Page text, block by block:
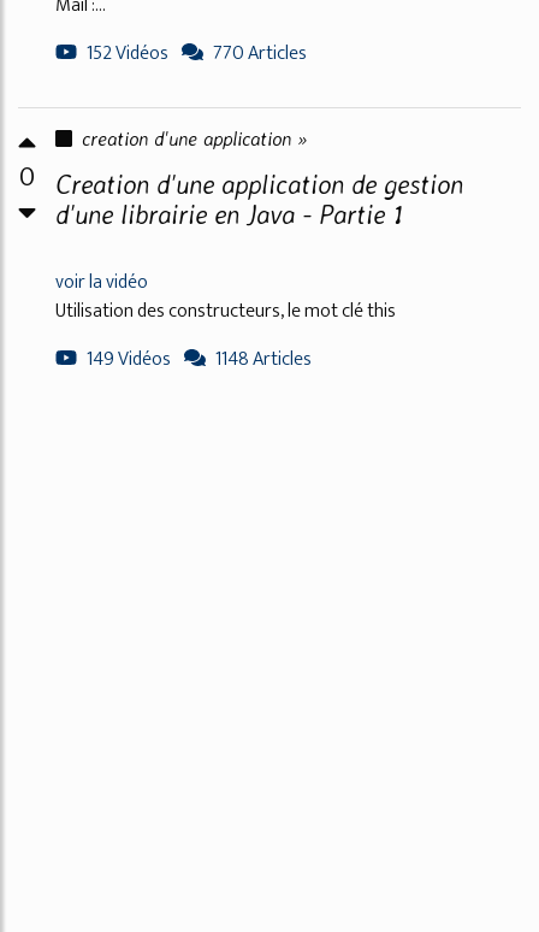
152 Vidéos
770 Articles
0
creation d'une application »
Creation d'une application de gestion
d'une librairie en Java - Partie 1
voir la vidéo
Utilisation des constructeurs, le mot clé this
149 Vidéos
1148 Articles